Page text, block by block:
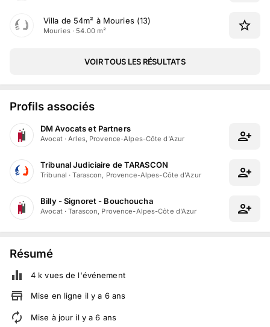
Villa de 54m² à Mouries (13)
Mouries · 54.00 m²
VOIR TOUS LES RÉSULTATS
Profils associés
DM Avocats et Partners
Avocat·Arles, Provence-Alpes-Côte d'Azur
Tribunal Judiciaire de TARASCON
Tribunal ·Tarascon, Provence-Alpes-Côte d'Azur
Billy - Signoret - Bouchoucha
Avocat·Tarascon, Provence-Alpes-Côte d'Azur
Résumé
4 k vues de l'événement
Mise en ligne il y a 6 ans
Mise à jour il y a6 ans